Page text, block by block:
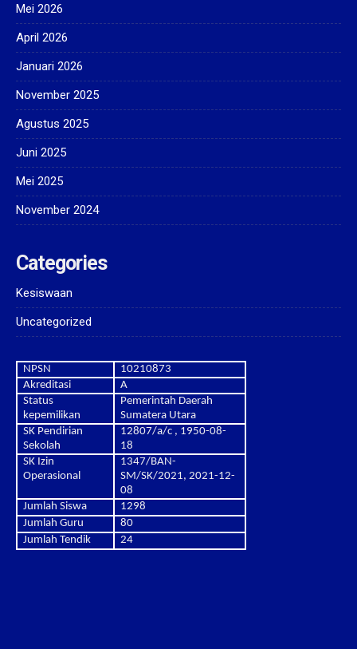
Mei 2026
April 2026
Januari 2026
November 2025
Agustus 2025
Juni 2025
Mei 2025
November 2024
Categories
Kesiswaan
Uncategorized
NPSN
10210873
Akreditasi
A
Status
kepemilikan
Pemerintah Daerah
Sumatera Utara
SK Pendirian
Sekolah
12807/a/c , 1950-08-
18
SK Izin
Operasional
1347/BAN-
SM/SK/2021, 2021-12-
08
Jumlah Siswa
1298
Jumlah Guru
80
Jumlah Tendik
24